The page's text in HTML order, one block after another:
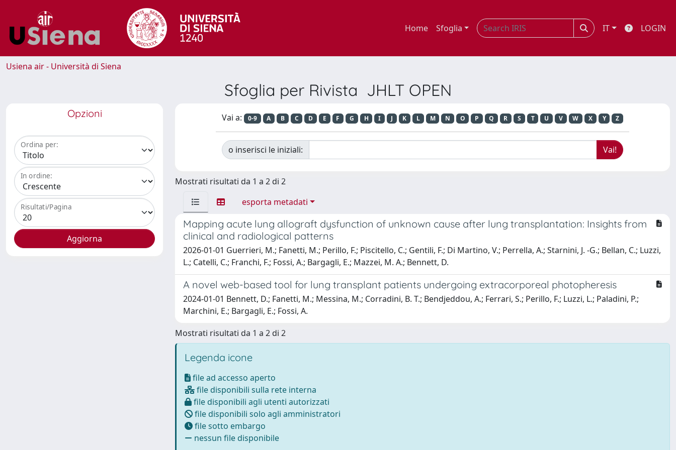
Home Sfoglia IT LOGIN
Usiena air - Università di Siena
Sfoglia per Rivista JHLT OPEN
Opzioni
Ordina per:
In ordine:
Risultati/Pagina
Vai a: 0-9 A B C D E F G H I J K L M N O P Q R S T U V W X Y Z
o inserisci le iniziali:
Mostrati risultati da 1 a 2 di 2
esporta metadati
Mapping acute lung allograft dysfunction of unknown cause after lung transplantation: Insights from
clinical and radiological patterns
2026-01-01 Guerrieri, M.; Fanetti, M.; Perillo, F.; Piscitello, C.; Gentili, F.; Di Martino, V.; Perrella, A.; Starnini, J. -G.; Bellan, C.; Luzzi,
L.; Catelli, C.; Franchi, F.; Fossi, A.; Bargagli, E.; Mazzei, M. A.; Bennett, D.
A novel web-based tool for lung transplant patients undergoing extracorporeal photopheresis
2024-01-01 Bennett, D.; Fanetti, M.; Messina, M.; Corradini, B. T.; Bendjeddou, A.; Ferrari, S.; Perillo, F.; Luzzi, L.; Paladini, P.;
Marchini, E.; Bargagli, E.; Fossi, A.
Mostrati risultati da 1 a 2 di 2
Legenda icone
file ad accesso aperto
file disponibili sulla rete interna
file disponibili agli utenti autorizzati
file disponibili solo agli amministratori
file sotto embargo
nessun file disponibile